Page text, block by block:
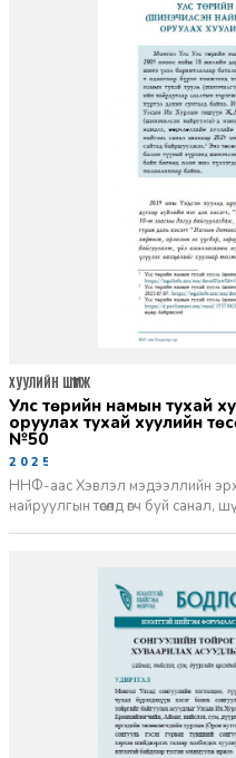
улс төрийн намын тухай хуульд нэмэлт, өөрчлөлт
оруулах тухай хуулийн
№50
2025-09-18
ННФ-аас Хэвлэл мэдээллийн эрх
найруулгын төсөлд өгч буй
ХУУЛИЙН ШҮҮМЖ